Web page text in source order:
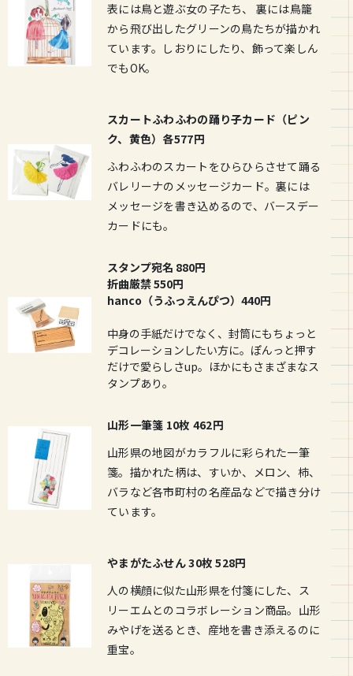
表には鳥と遊ぶ女の子たち、 裏には鳥籠
から飛び出したグリーンの鳥たちが描かれ
ています。しおりにしたり、飾って楽しん
でもOK。
スカートふわふわの踊り子カード（ピン
ク、黄色）各577円
ふわふわのスカートをひらひらさせて踊る
バレリーナのメッセージカード。裏には
メッセージを書き込めるので、バースデー
カードにも。
スタンプ宛名 880円
折曲厳禁 550円
hanco（うふっえんぴつ）440円
中身の手紙だけでなく、封筒にもちょっと
デコレーションしたい方に。ぽんっと押す
だけで愛らしさup。ほかにもさまざまなス
タンプあり。
山形一筆箋 10枚 462円
山形県の地図がカラフルに彩られた一筆
箋。描かれた柄は、すいか、メロン、柿、
バラなど各市町村の名産品などで描き分け
ています。
やまがたふせん 30枚 528円
人の横顔に似た山形県を付箋にした、ス
リーエムとのコラボレーション商品。山形
みやげを送るとき、産地を書き添えるのに
重宝。